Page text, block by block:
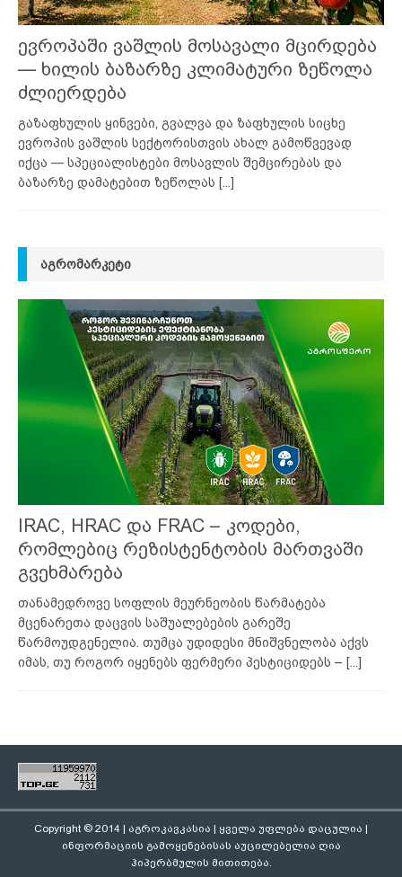
ევროპაში ვაშლის მოსავალი მცირდება
— ხილის ბაზარზე კლიმატური ზეწოლა
ძლიერდება
გაზაფხულის ყინვები, გვალვა და ზაფხულის სიცხე
ევროპის ვაშლის სექტორისთვის ახალ გამოწვევად
იქცა — სპეციალისტები მოსავლის შემცირებას და
ბაზარზე დამატებით ზეწოლას [...]
ᲐᲒᲠᲝᲛᲐᲠᲙᲔᲢᲘ
IRAC, HRAC და FRAC – კოდები,
რომლებიც რეზისტენტობის მართვაში
გვეხმარება
თანამედროვე სოფლის მეურნეობის წარმატება
მცენარეთა დაცვის საშუალებების გარეშე
წარმოუდგენელია. თუმცა უდიდესი მნიშვნელობა აქვს
იმას, თუ როგორ იყენებს ფერმერი პესტიციდებს – [...]
Copyright © 2014 | აგროკავკასია | ყველა უფლება დაცულია |
ინფორმაციის გამოყენებისას აუცილებელია ღია
ჰიპერბმულის მითითება.